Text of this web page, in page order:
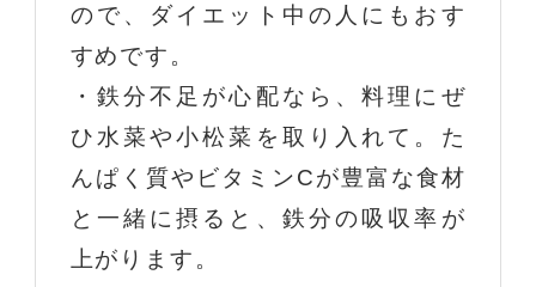
ので、ダイエット中の人にもおす
すめです。
・鉄分不足が心配なら、料理にぜ
ひ水菜や小松菜を取り入れて。た
んぱく質やビタミンCが豊富な食材
と一緒に摂ると、鉄分の吸収率が
上がります。